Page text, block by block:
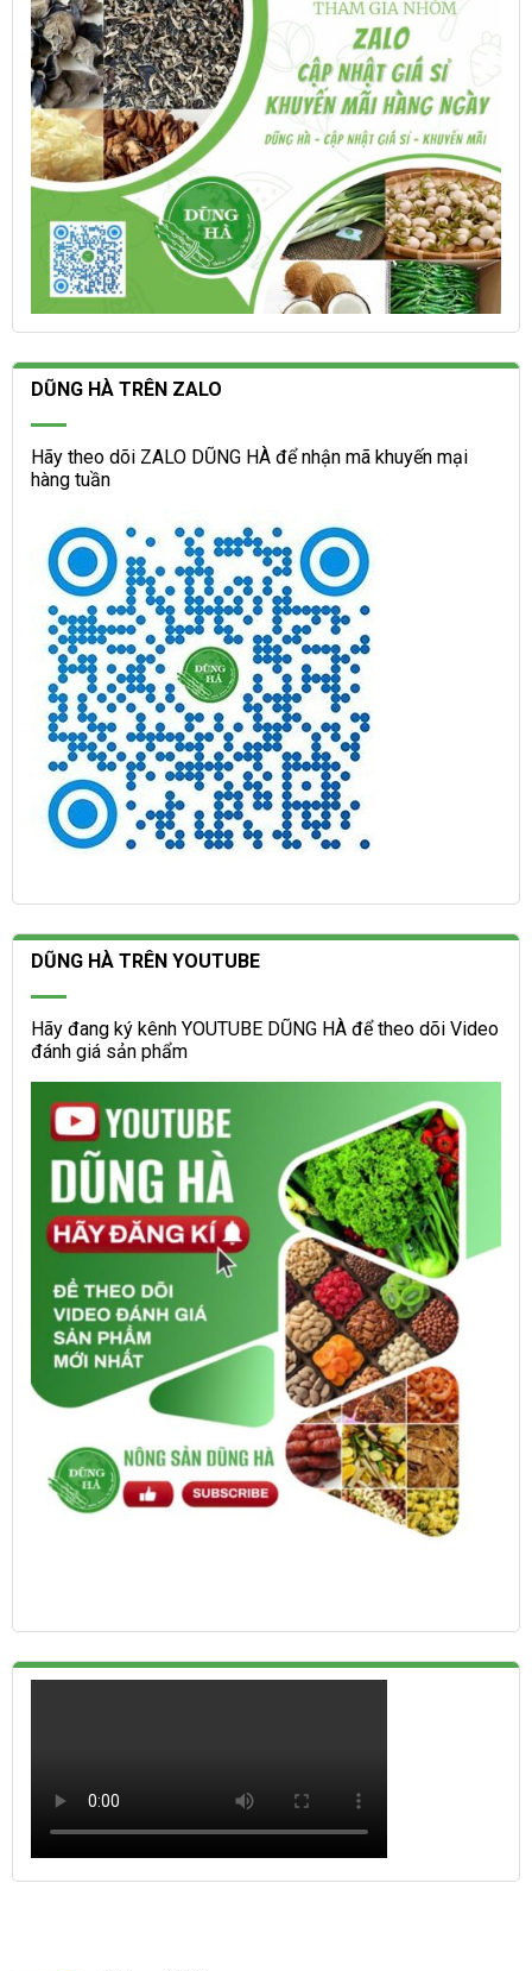
sản
phẩm
sản
phẩm
DŨNG HÀ TRÊN ZALO
Hãy theo dõi ZALO DŨNG HÀ để nhận mã khuyến mại
hàng tuần
DŨNG HÀ TRÊN YOUTUBE
Hãy đang ký kênh YOUTUBE DŨNG HÀ để theo dõi Video
đánh giá sản phẩm